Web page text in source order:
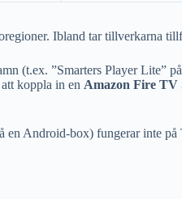
Ibland tar tillverkarna
(t.ex. ”Smarters Player Lite”
koppla in en Amazon Fire TV
en Android-box) fungerar inte